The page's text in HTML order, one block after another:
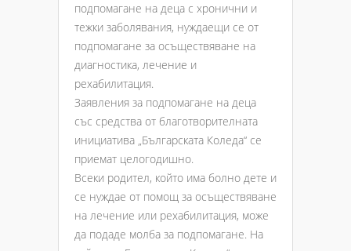
подпомагане на деца с хронични и
тежки заболявания, нуждаещи се от
подпомагане за осъществяване на
диагностика, лечение и
рехабилитация.
Заявления за подпомагане на деца
със средства от благотворителната
инициатива „Българската Коледа“ се
приемат целогодишно.
Всеки родител, който има болно дете и
се нуждае от помощ за осъществяване
на лечение или рехабилитация, може
да подаде молба за подпомагане. На